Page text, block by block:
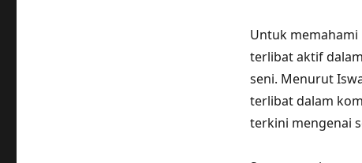
Untuk
terlibat aktif
seni. Menurut
terlibat dalam
terkini mengenai